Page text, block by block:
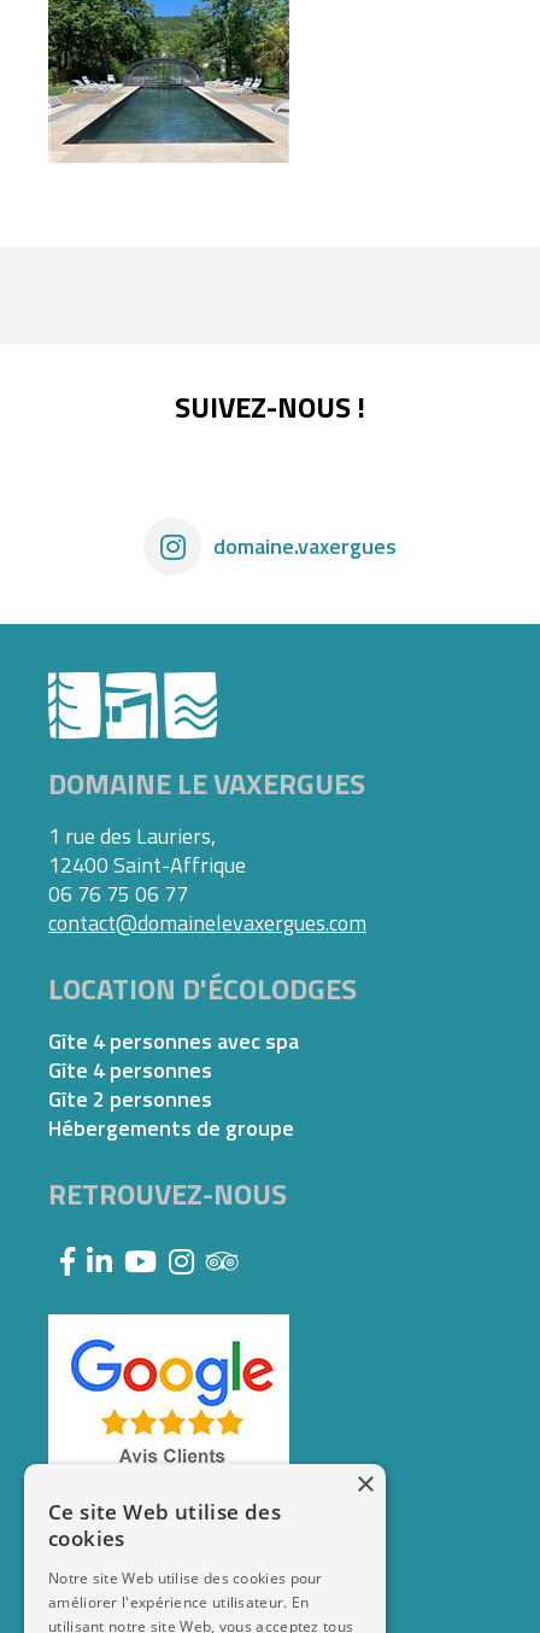
SUIVEZ-NOUS !
domaine.vaxergues
DOMAINE LE VAXERGUES
1 rue des Lauriers,
12400 Saint-Affrique
06 76 75 06 77
contact@domainelevaxergues.com
LOCATION D'ÉCOLODGES
Gîte 4 personnes avec spa
Gîte 4 personnes
Gîte 2 personnes
Hébergements de groupe
RETROUVEZ-NOUS
×
Ce site Web utilise des
cookies
Notre site Web utilise des cookies pour
améliorer l'expérience utilisateur. En
utilisant notre site Web, vous acceptez tous